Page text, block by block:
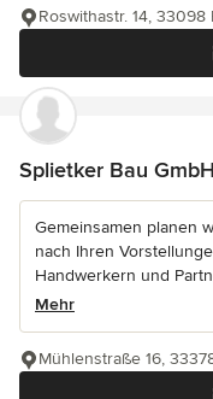
Roswithastr. 14, 33098
Splietker Bau
Gemeinsamen planen
nach Ihren
Handwerkern und
Mehr
Mühlenstraße 16,